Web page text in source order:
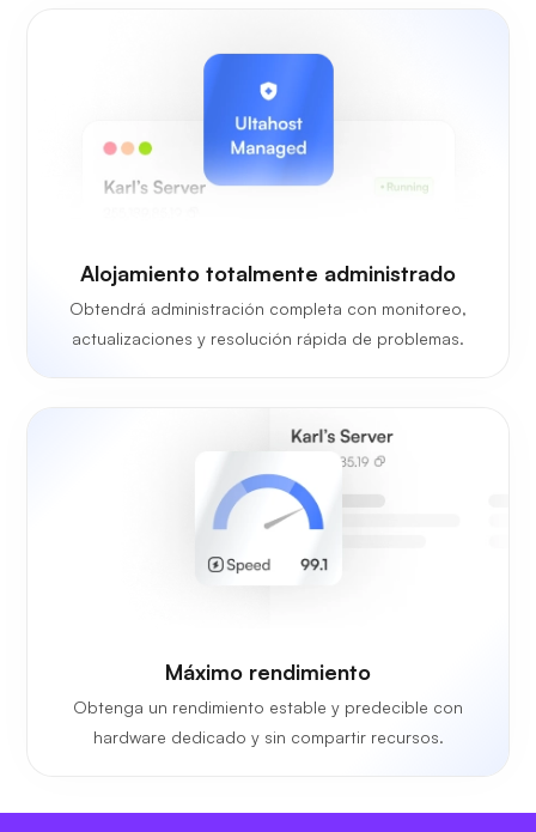
Alojamiento totalmente administrado
Obtendrá administración completa con monitoreo,
actualizaciones y resolución rápida de problemas.
Máximo rendimiento
Obtenga un rendimiento estable y predecible con
hardware dedicado y sin compartir recursos.